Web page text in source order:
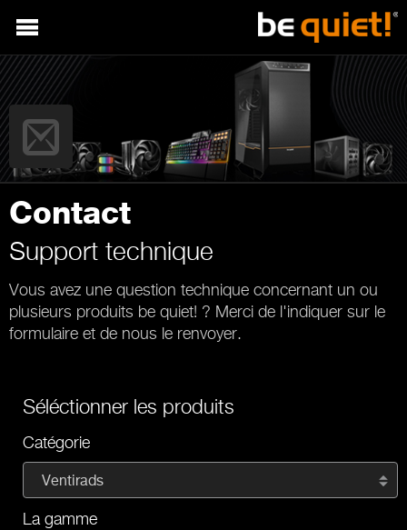
Contact
Support technique
Vous avez une question technique concernant un ou
plusieurs produits be quiet! ? Merci de l'indiquer sur le
formulaire et de nous le renvoyer.
Séléctionner les produits
Catégorie
Ventirads
La gamme